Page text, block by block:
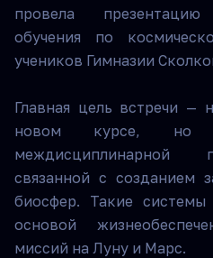
провела
обучения по
учеников Гимназии
Главная цель встречи —
новом курсе, но
междисциплинарной
связанной с созданием
биосфер. Такие системы
основой
миссий на Луну и Марс.